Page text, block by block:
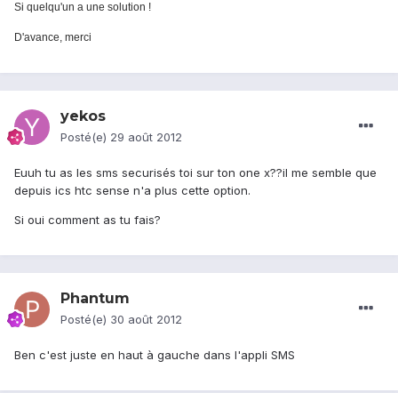
Si quelqu'un a une solution !
D'avance, merci
yekos
Posté(e) 29 août 2012
Euuh tu as les sms securisés toi sur ton one x??il me semble que
depuis ics htc sense n'a plus cette option.
Si oui comment as tu fais?
Phantum
Posté(e) 30 août 2012
Ben c'est juste en haut à gauche dans l'appli SMS